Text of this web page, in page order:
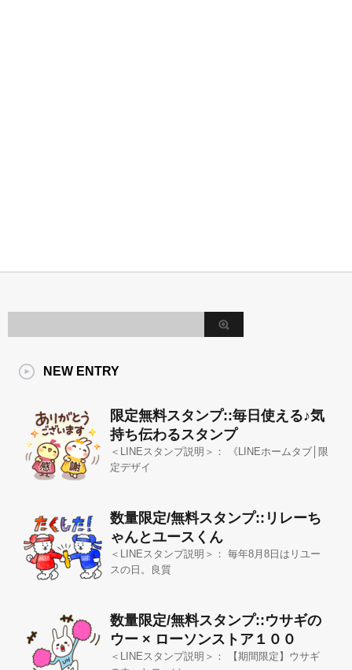
NEW ENTRY
限定無料スタンプ::毎日使える♪気
持ち伝わるスタンプ
＜LINEスタンプ説明＞： 《LINEホームタブ│限
定デザイ
数量限定/無料スタンプ::リレーち
ゃんとユースくん
＜LINEスタンプ説明＞： 毎年8月8日はリユー
スの日。良質
数量限定/無料スタンプ::ウサギの
ウー × ローソンストア１００
＜LINEスタンプ説明＞： 【期間限定】ウサギ